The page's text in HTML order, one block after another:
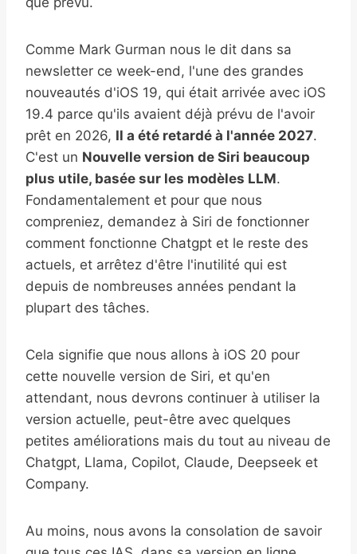
Comme Mark Gurman nous le dit dans sa
newsletter ce week-end, l'une des grandes
nouveautés d'iOS 19, qui était arrivée avec iOS
19.4 parce qu'ils avaient déjà prévu de l'avoir
prêt en 2026, Il a été retardé à l'année 2027.
C'est un Nouvelle version de Siri beaucoup
plus utile, basée sur les modèles LLM.
Fondamentalement et pour que nous
compreniez, demandez à Siri de fonctionner
comment fonctionne Chatgpt et le reste des
actuels, et arrêtez d'être l'inutilité qui est
depuis de nombreuses années pendant la
plupart des tâches.
Cela signifie que nous allons à iOS 20 pour
cette nouvelle version de Siri, et qu'en
attendant, nous devrons continuer à utiliser la
version actuelle, peut-être avec quelques
petites améliorations mais du tout au niveau de
Chatgpt, Llama, Copilot, Claude, Deepseek et
Company.
Au moins, nous avons la consolation de savoir